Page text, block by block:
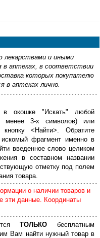
и иными
в аптеках, в соответствии
которых покупателю
в аптеках лично.
в окошке "Искать" любой
менее 3-х символов) или
<Найти>. Обратите
фрагмент именно в
введенное слово целиком
в составном названии
отметку под полем
товара.
о наличии товаров и
эти данные. Координаты
ТОЛЬКО бесплатным
Вам найти нужный товар в